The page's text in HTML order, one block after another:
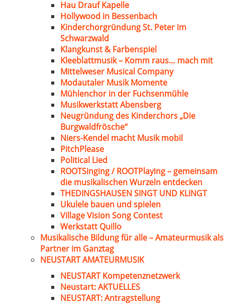
Hau Drauf Kapelle
Hollywood in Bessenbach
Kinderchorgründung St. Peter im
Schwarzwald
Klangkunst & Farbenspiel
Kleeblattmusik – Komm raus… mach mit
Mittelweser Musical Company
Modautaler Musik Momente
Mühlenchor in der Fuchsenmühle
Musikwerkstatt Abensberg
Neugründung des Kinderchors „Die
Burgwaldfrösche“
Niers-Kendel macht Musik mobil
PitchPlease
Political Lied
ROOTSinging / ROOTPlaying – gemeinsam
die musikalischen Wurzeln entdecken
THEDINGSHAUSEN SINGT UND KLINGT
Ukulele bauen und spielen
Village Vision Song Contest
Werkstatt Quillo
Musikalische Bildung für alle – Amateurmusik als
Partner im Ganztag
NEUSTART AMATEURMUSIK
NEUSTART Kompetenznetzwerk
Neustart: AKTUELLES
NEUSTART: Antragstellung